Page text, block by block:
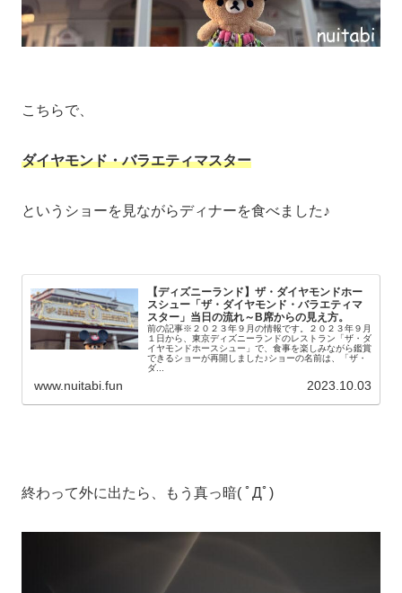
こちらで、
ダイヤモンド・バラエティマスター
というショーを見ながらディナーを食べました♪
【ディズニーランド】ザ・ダイヤモンドホー
スシュー「ザ・ダイヤモンド・バラエティマ
スター」当日の流れ～B席からの見え方。
前の記事※２０２３年９月の情報です。２０２３年９月
１日から、東京ディズニーランドのレストラン「ザ・ダ
イヤモンドホースシュー」で、食事を楽しみながら鑑賞
できるショーが再開しました♪ショーの名前は、「ザ・
ダ...
www.nuitabi.fun 2023.10.03
終わって外に出たら、もう真っ暗( ﾟДﾟ)